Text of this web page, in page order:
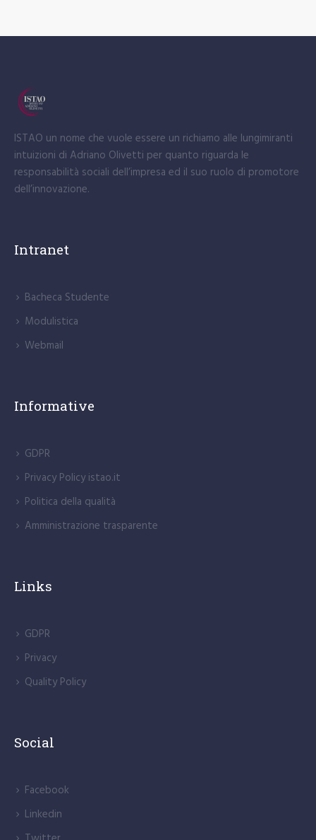
ISTAO un nome che vuole essere un richiamo alle lungimiranti
intuizioni di Adriano Olivetti per quanto riguarda le
responsabilità sociali dell’impresa ed il suo ruolo di promotore
dell’innovazione.
Intranet
Bacheca Studente
Modulistica
Webmail
Informative
GDPR
Privacy Policy istao.it
Politica della qualità
Amministrazione trasparente
Links
GDPR
Privacy
Quality Policy
Social
Facebook
Linkedin